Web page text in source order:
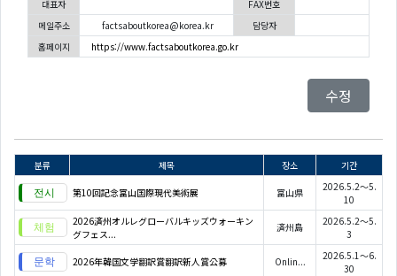
대표자
FAX번호
메일주소
factsaboutkorea@korea.kr
담당자
홈페이지
https://www.factsaboutkorea.go.kr
수정
분류 제목 장소 기간
第10回記念富山国際現代美術展 富山県
2026.5.2～5.
10
2026済州オルレグローバルキッズウォーキン
グフェス...
済州島
2026.5.2～5.
3
2026年韓国文学翻訳賞翻訳新人賞公募 Onlin...
2026.5.1～6.
30